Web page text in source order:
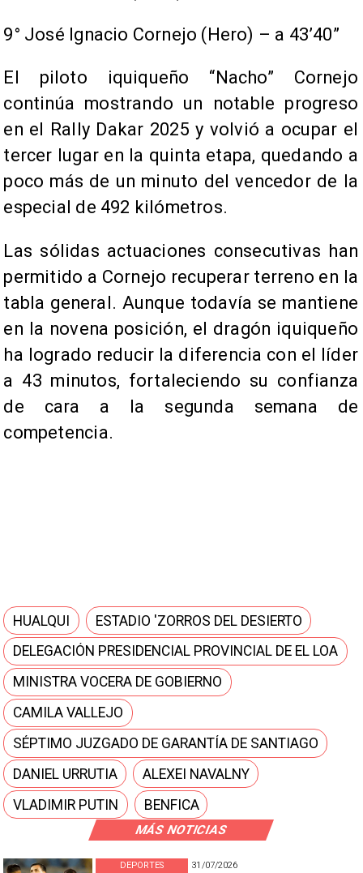
MÁS NOTICIAS
31/07/2026
DEPORTES
9° José Ignacio Cornejo (Hero) – a 43’40”
El piloto iquiqueño “Nacho” Cornejo
continúa mostrando un notable progreso
en el Rally Dakar 2025 y volvió a ocupar el
tercer lugar en la quinta etapa, quedando a
poco más de un minuto del vencedor de la
especial de 492 kilómetros.
Las sólidas actuaciones consecutivas han
permitido a Cornejo recuperar terreno en la
tabla general. Aunque todavía se mantiene
en la novena posición, el dragón iquiqueño
ha logrado reducir la diferencia con el líder
a 43 minutos, fortaleciendo su confianza
de cara a la segunda semana de
competencia.
HUALQUI
ESTADIO 'ZORROS DEL DESIERTO
DELEGACIÓN PRESIDENCIAL PROVINCIAL DE EL LOA
MINISTRA VOCERA DE GOBIERNO
CAMILA VALLEJO
SÉPTIMO JUZGADO DE GARANTÍA DE SANTIAGO
DANIEL URRUTIA
ALEXEI NAVALNY
VLADIMIR PUTIN
BENFICA